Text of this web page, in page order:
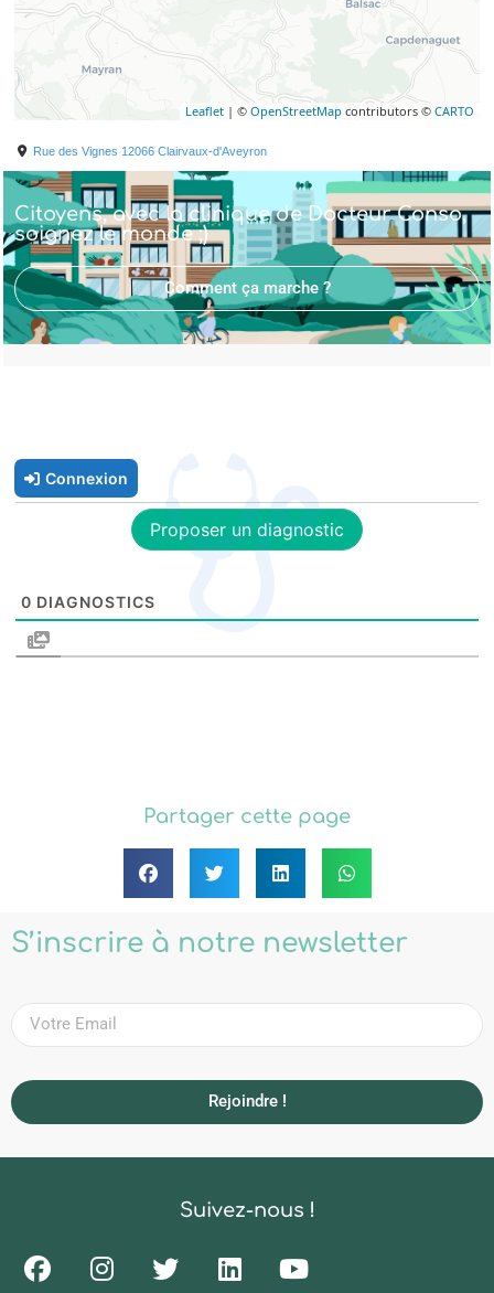
Leaflet | © OpenStreetMap contributors © CARTO
Rue des Vignes 12066 Clairvaux-d'Aveyron
Citoyens, avec la clinique de Docteur Conso,
soignez le monde ;)
Comment ça marche ?
Connexion
Proposer un diagnostic
0 DIAGNOSTICS
Partager cette page
S’inscrire à notre newsletter
Rejoindre !
Suivez-nous !